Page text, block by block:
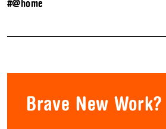
#@home
Brave New Work?